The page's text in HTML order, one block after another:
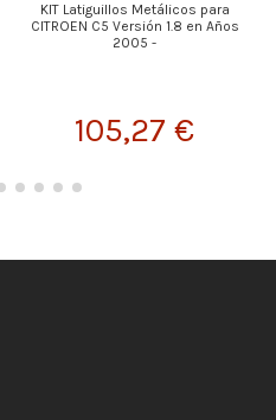
KIT Latiguillos Metálicos para
CITROEN C5 Versión 1.8 en Años
2005 -
105,27 €